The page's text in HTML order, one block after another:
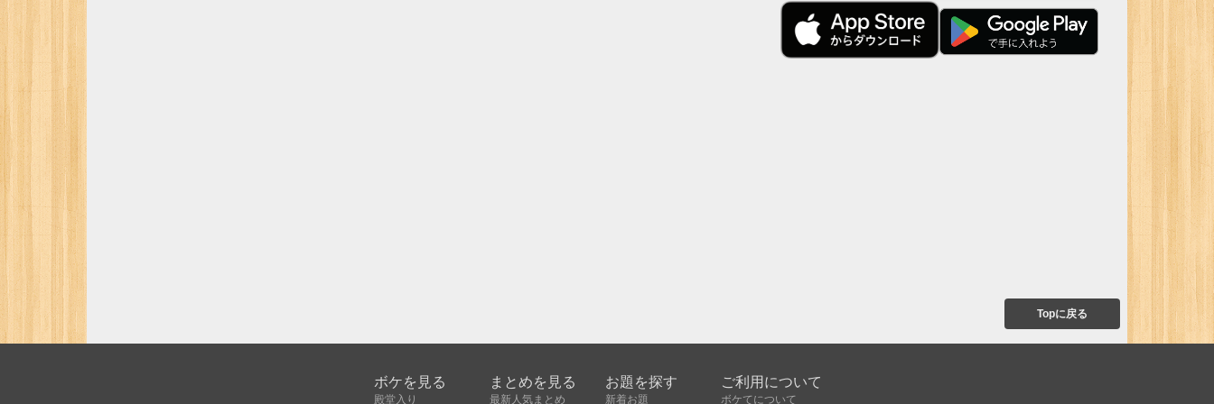
Topに戻る
ボケを見る
殿堂入り
まとめを見る
最新人気まとめ
お題を探す
新着お題
ご利用について
ボケてについて